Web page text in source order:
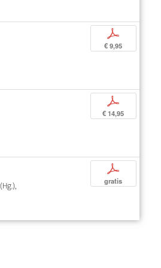
p
€ 9,95
p
€ 14,95
p
gratis